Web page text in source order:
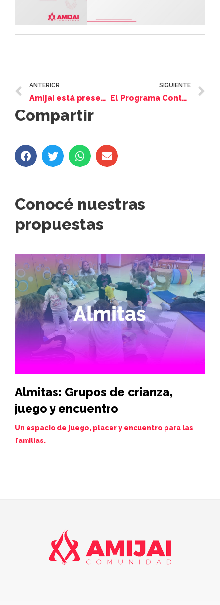
ANTERIOR
Amijai está presente en todos los momentos del ciclo de vida judío
SIGUIENTE
El Programa Contá Conmigo tiene nueva web
Compartir
Conocé nuestras
propuestas
Almitas: Grupos de crianza,
juego y encuentro
Un espacio de juego, placer y encuentro para las
familias.